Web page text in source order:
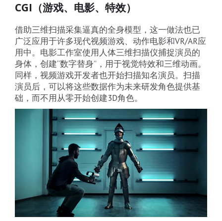
CGI（游戏、电影、特效）
借助三维扫描采集逼真的全身模型，这一做法也已
广泛应用于许多现代视频游戏、动作电影和VR/AR应
用中。电影工作室使用人体三维扫描仪捕捉演员的
身体，创建“数字替身”，用于视觉特效和三维动画。
同样，视频游戏开发者也开始扫描知名演员。扫描
演员后，可以将这些数据作为未来研发角色提供基
础，而不用从零开始创建3D角色。